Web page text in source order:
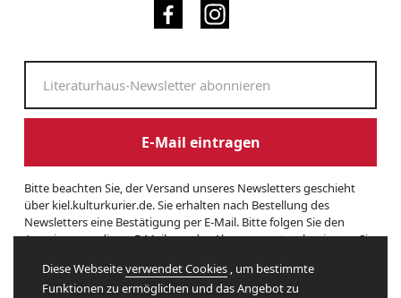
E-Mail eintragen
Bitte beachten Sie, der Versand unseres Newsletters geschieht
über kiel.kulturkurier.de. Sie erhalten nach Bestellung des
Newsletters eine Bestätigung per E-Mail. Bitte folgen Sie den
Anweisungen dieser E-Mail, um das Abonnement zu beginnen. Sie
Ende eines Newsletters entsprechende Informationen. Und hier
finden Sie unsereDatenschutzerklärung.
Diese Webseiteverwendet Cookies , um bestimmte
Funktionen zu ermöglichen und das Angebot zu